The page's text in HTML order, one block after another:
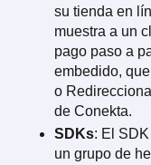
su tienda en
muestra a un
pago paso a
embedido,
o
de Conekta.
SDKs: El
un grupo de